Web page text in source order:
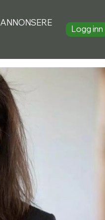
ANNONSERE
Logg inn